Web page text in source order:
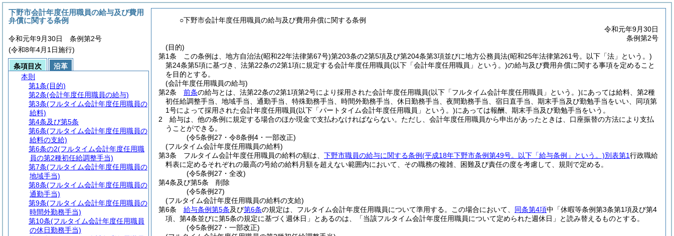
○下野市会計年度任用職員の給与及び費用弁償に関する条例
令和元年9月30日
条例第2号
(目的)
第1条
この条例は、地方自治法(昭和22年法律第67号)第203条の2第5項及び第204条第3項並びに地方公務員法(昭和25年法律第261号。以下「法」という。)
第24条第5項に基づき、法第22条の2第1項に規定する会計年度任用職員(以下「会計年度任用職員」という。)の給与及び費用弁償に関する事項を定めること
を目的とする。
(会計年度任用職員の給与)
第2条
前条の給与とは、法第22条の2第1項第2号により採用された会計年度任用職員(以下「フルタイム会計年度任用職員」という。)にあっては給料、第2種
初任給調整手当、地域手当、通勤手当、特殊勤務手当、時間外勤務手当、休日勤務手当、夜間勤務手当、宿日直手当、期末手当及び勤勉手当をいい、同項第
1号によって採用された会計年度任用職員(以下「パートタイム会計年度任用職員」という。)にあっては報酬、期末手当及び勤勉手当をいう。
2
給与は、他の条例に規定する場合のほか現金で支払わなければならない。 ただし、会計年度任用職員から申出があったときは、口座振替の方法により支払
うことができる。
(令5条例27・令8条例4・一部改正)
(フルタイム会計年度任用職員の給料)
第3条
フルタイム会計年度任用職員の給料の額は、 下野市職員の給与に関する条例(平成18年下野市条例第49号。以下「給与条例」という。)別表第1行政職給
料表に定めるそれぞれの最高の号給の給料月額を超えない範囲内において、その職務の複雑、困難及び責任の度を考慮して、規則で定める。
(令5条例27・全改)
第4条及び第5条
削除
(令5条例27)
(フルタイム会計年度任用職員の給料の支給)
第6条
給与条例第5条及び第6条の規定は、フルタイム会計年度任用職員について準用する。 この場合において、 同条第4項中「休暇等条例第3条第1項及び第4
項、第4条並びに第5条の規定に基づく週休日」とあるのは、「当該フルタイム会計年度任用職員について定められた週休日」と読み替えるものとする。
(令5条例27・一部改正)
下野市会計年度任用職員の給与及び費用
弁償に関する条例
令和元年9月30日 条例第2号
(令和8年4月1日施行)
条項目次
沿革
本則
第1条(目的)
第2条(会計年度任用職員の給与)
第3条(フルタイム会計年度任用職員の
給料)
第4条及び第5条
第6条(フルタイム会計年度任用職員の
給料の支給)
第6条の2(フルタイム会計年度任用職
員の第2種初任給調整手当)
第7条(フルタイム会計年度任用職員の
地域手当)
第8条(フルタイム会計年度任用職員の
通勤手当)
第9条(フルタイム会計年度任用職員の
時間外勤務手当)
第10条(フルタイム会計年度任用職員
の休日勤務手当)